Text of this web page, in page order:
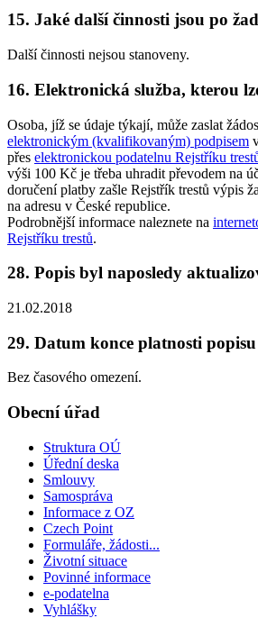
15. Jaké další činnosti jsou po
Další činnosti nejsou stanoveny.
16. Elektronická služba, kterou
Osoba, jíž se údaje týkají, může zaslat
elektronickým (kvalifikovaným) podpisem
přes elektronickou podatelnu Rejstříku
výši 100 Kč je třeba uhradit převodem na
doručení platby zašle Rejstřík trestů výpis
na adresu v České republice.
Podrobnější informace naleznete na
Rejstříku trestů.
28. Popis byl naposledy
21.02.2018
29. Datum konce platnosti popisu
Bez časového omezení.
Obecní úřad
Struktura OÚ
Úřední deska
Smlouvy
Samospráva
Informace z OZ
Czech Point
Formuláře, žádosti...
Životní situace
Povinné informace
e-podatelna
Vyhlášky